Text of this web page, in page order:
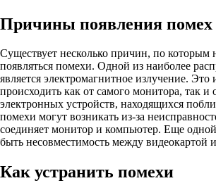
Причины появления помех
Существует несколько причин, по которым
появляться помехи. Одной из наиболее
является электромагнитное излучение. Это
происходить как от самого монитора, так и
электронных устройств, находящихся
помехи могут возникать из-за
соединяет монитор и компьютер. Еще
быть несовместимость между видеокартой
Как устранить помехи